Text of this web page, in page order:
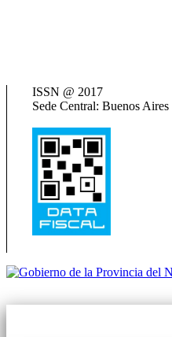
ISSN @ 2017
Sede Central: Buenos